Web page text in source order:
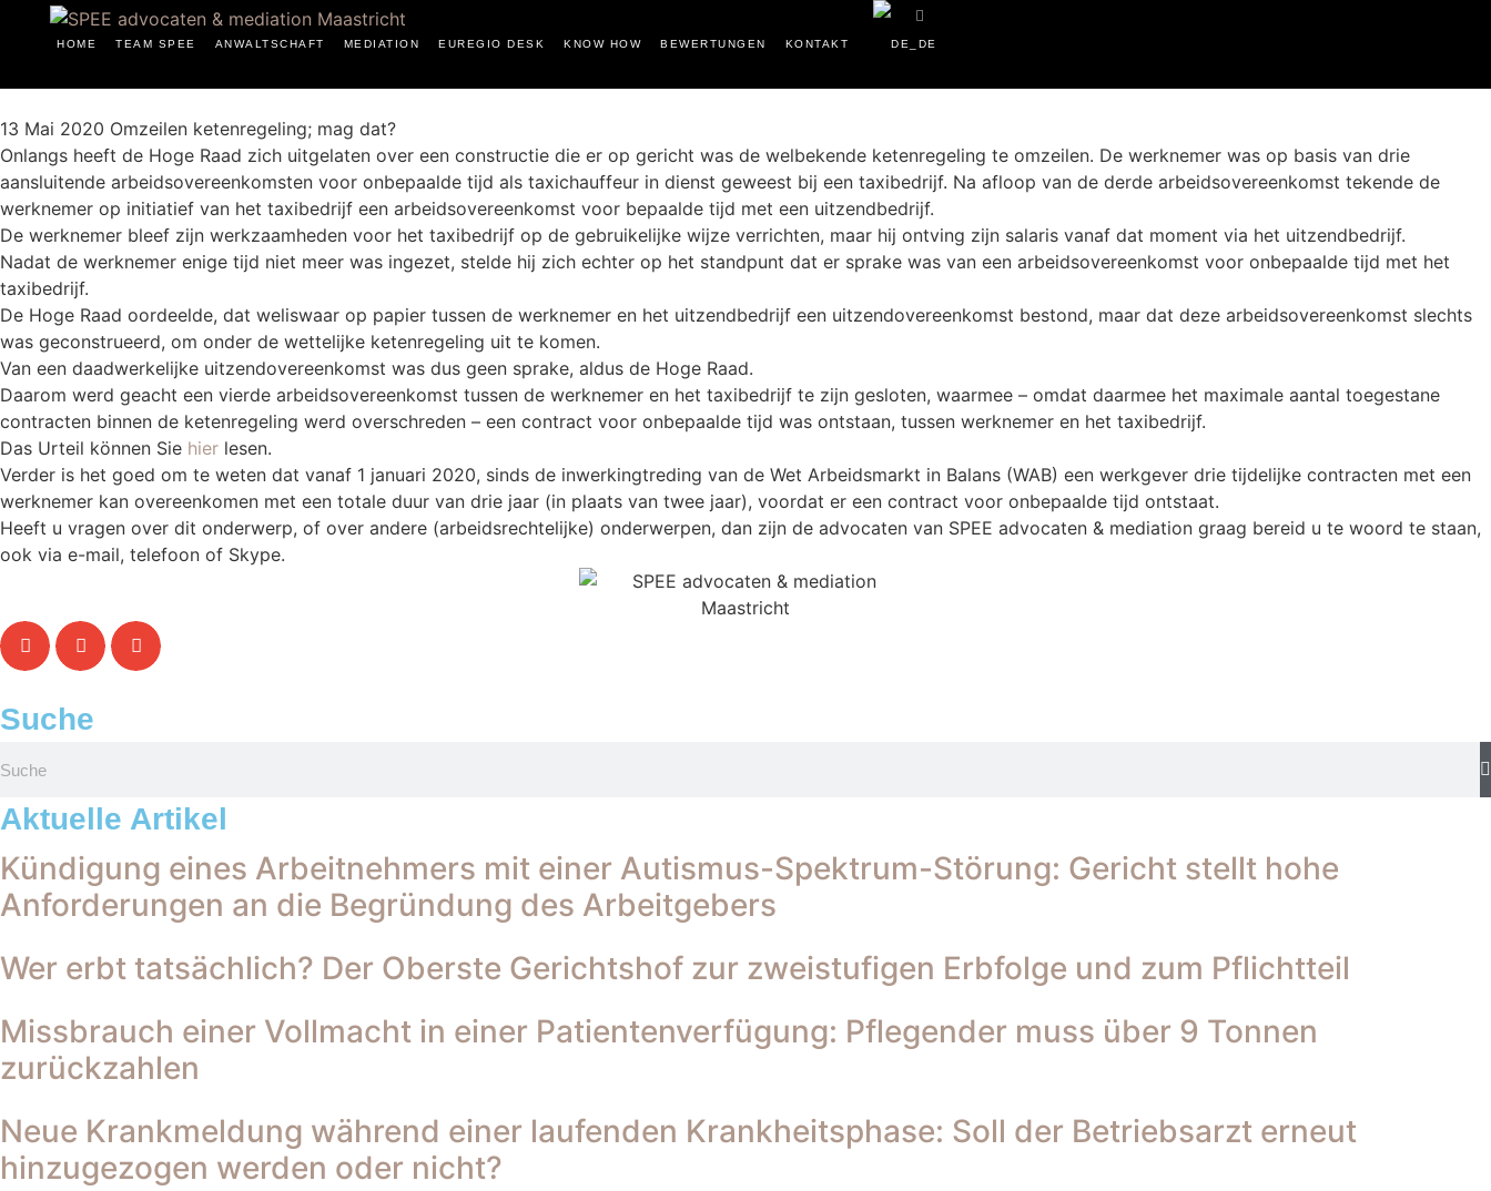
HOME TEAM SPEE ANWALTSCHAFT MEDIATION EUREGIO DESK KNOW HOW BEWERTUNGEN KONTAKT
13 Mai 2020 Omzeilen ketenregeling; mag dat?
Onlangs heeft de Hoge Raad zich uitgelaten over een constructie die er op gericht was de welbekende ketenregeling te omzeilen. De werknemer was op basis van drie
aansluitende arbeidsovereenkomsten voor onbepaalde tijd als taxichauffeur in dienst geweest bij een taxibedrijf. Na afloop van de derde arbeidsovereenkomst tekende de
werknemer op initiatief van het taxibedrijf een arbeidsovereenkomst voor bepaalde tijd met een uitzendbedrijf.
De werknemer bleef zijn werkzaamheden voor het taxibedrijf op de gebruikelijke wijze verrichten, maar hij ontving zijn salaris vanaf dat moment via het uitzendbedrijf.
Nadat de werknemer enige tijd niet meer was ingezet, stelde hij zich echter op het standpunt dat er sprake was van een arbeidsovereenkomst voor onbepaalde tijd met het
taxibedrijf.
De Hoge Raad oordeelde, dat weliswaar op papier tussen de werknemer en het uitzendbedrijf een uitzendovereenkomst bestond, maar dat deze arbeidsovereenkomst slechts
was geconstrueerd, om onder de wettelijke ketenregeling uit te komen.
Van een daadwerkelijke uitzendovereenkomst was dus geen sprake, aldus de Hoge Raad.
Daarom werd geacht een vierde arbeidsovereenkomst tussen de werknemer en het taxibedrijf te zijn gesloten, waarmee – omdat daarmee het maximale aantal toegestane
contracten binnen de ketenregeling werd overschreden – een contract voor onbepaalde tijd was ontstaan, tussen werknemer en het taxibedrijf.
Das Urteil können Sie hier lesen.
Verder is het goed om te weten dat vanaf 1 januari 2020, sinds de inwerkingtreding van de Wet Arbeidsmarkt in Balans (WAB) een werkgever drie tijdelijke contracten met een
werknemer kan overeenkomen met een totale duur van drie jaar (in plaats van twee jaar), voordat er een contract voor onbepaalde tijd ontstaat.
Heeft u vragen over dit onderwerp, of over andere (arbeidsrechtelijke) onderwerpen, dan zijn de advocaten van SPEE advocaten & mediation graag bereid u te woord te staan,
ook via e-mail, telefoon of Skype.
Suche
Aktuelle Artikel
Kündigung eines Arbeitnehmers mit einer Autismus-Spektrum-Störung: Gericht stellt hohe
Anforderungen an die Begründung des Arbeitgebers
Wer erbt tatsächlich? Der Oberste Gerichtshof zur zweistufigen Erbfolge und zum Pflichtteil
Missbrauch einer Vollmacht in einer Patientenverfügung: Pflegender muss über 9 Tonnen
zurückzahlen
Neue Krankmeldung während einer laufenden Krankheitsphase: Soll der Betriebsarzt erneut
hinzugezogen werden oder nicht?